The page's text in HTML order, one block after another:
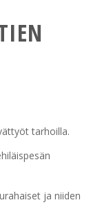
tarhoilla.
ja niiden